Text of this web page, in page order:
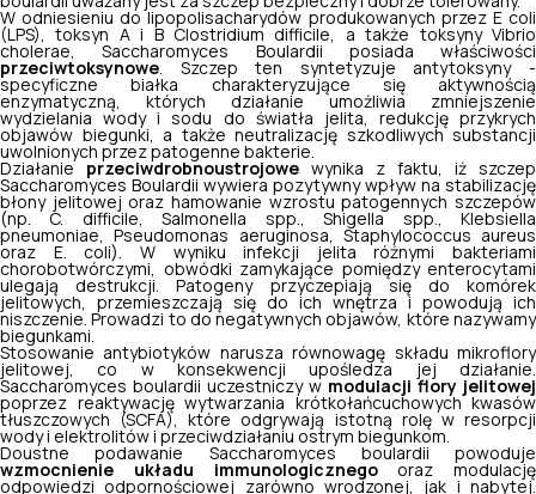
W odniesieniu do lipopolisacharydów produkowanych przez E coli
(LPS), toksyn A i B Clostridium difficile, a także toksyny Vibrio
cholerae, Saccharomyces Boulardii posiada właściwości
przeciwtoksynowe . Szczep ten syntetyzuje antytoksyny -
specyficzne białka charakteryzujące się aktywnością
enzymatyczną, których działanie umożliwia zmniejszenie
wydzielania wody i sodu do światła jelita, redukcję przykrych
objawów biegunki, a także neutralizację szkodliwych substancji
uwolnionych przez patogenne bakterie.
Działanie przeciwdrobnoustrojowe wynika z faktu, iż szczep
Saccharomyces Boulardii wywiera pozytywny wpływ na stabilizację
błony jelitowej oraz hamowanie wzrostu patogennych szczepów
(np. C. difficile, Salmonella spp., Shigella spp., Klebsiella
pneumoniae, Pseudomonas aeruginosa, Staphylococcus aureus
oraz E. coli). W wyniku infekcji jelita różnymi bakteriami
chorobotwórczymi, obwódki zamykające pomiędzy enterocytami
ulegają destrukcji. Patogeny przyczepiają się do komórek
jelitowych, przemieszczają się do ich wnętrza i powodują ich
niszczenie. Prowadzi to do negatywnych objawów, które nazywamy
biegunkami.
Stosowanie antybiotyków narusza równowagę składu mikroflory
jelitowej, co w konsekwencji upośledza jej działanie.
Saccharomyces boulardii uczestniczy w modulacji flory jelitowej
poprzez reaktywację wytwarzania krótkołańcuchowych kwasów
tłuszczowych (SCFA), które odgrywają istotną rolę w resorpcji
wody i elektrolitów i przeciwdziałaniu ostrym biegunkom.
Doustne podawanie Saccharomyces boulardii powoduje
wzmocnienie układu immunologicznegooraz modulację
odpowiedzi odpornościowej zarówno wrodzonej, jak i nabytej.